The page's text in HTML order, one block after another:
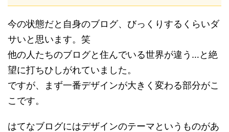
今の状態だと自身のブログ、びっくりするくらいダ
サいと思います。笑
他の人たちのブログと住んでいる世界が違う…と絶
望に打ちひしがれていました。
ですが、まず一番デザインが大きく変わる部分がこ
こです。
はてなブログにはデザインのテーマというものがあ